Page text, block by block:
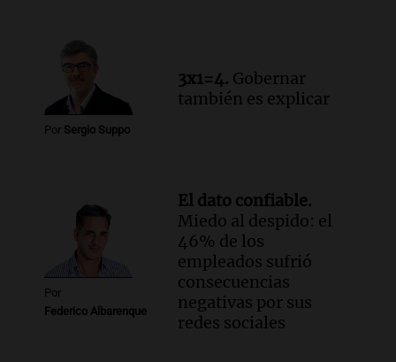
Por Sergio Suppo
3x1=4. Gobernar
también es explicar
Por
Federico Albarenque
El dato confiable.
Miedo al despido: el
46% de los
empleados sufrió
consecuencias
negativas por sus
redes sociales